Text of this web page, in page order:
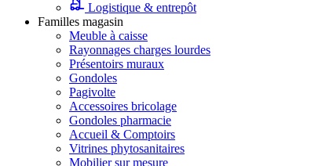
Logistique & entrepôt
Familles magasin
Meuble à caisse
Rayonnages charges lourdes
Présentoirs muraux
Gondoles
Pagivolte
Accessoires bricolage
Gondoles pharmacie
Accueil & Comptoirs
Vitrines phytosanitaires
Mobilier sur mesure